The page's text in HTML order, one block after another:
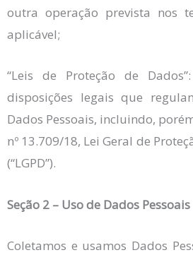
outra operação prevista nos
aplicável;
“Leis de Proteção de
disposições legais que
Dados Pessoais, incluindo,
nº 13.709/18, Lei Geral de
(“LGPD”).
Seção 2 – Uso de Dados Pessoais
Coletamos e usamos Dados